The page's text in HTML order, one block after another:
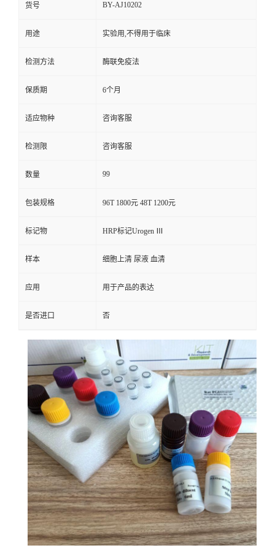
货号 BY-AJ10202
用途 实验用,不得用于临床
检测方法 酶联免疫法
保质期 6个月
适应物种 咨询客服
检测限 咨询客服
数量 99
包装规格 96T 1800元 48T 1200元
标记物 HRP标记Urogen Ⅲ
样本 细胞上清 尿液 血清
应用 用于产品的表达
是否进口 否